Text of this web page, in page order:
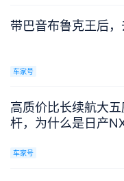
带巴音布鲁克王后，
车家号
高质价比长续航大
杆，为什么是日产
车家号